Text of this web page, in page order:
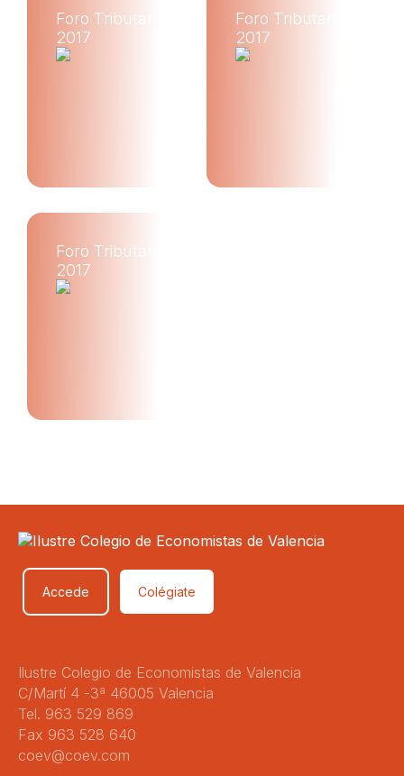
Foro Tributario
2017
Foro Tributario
2017
Foro Tributario
2017
Accede Colégiate
Ilustre Colegio de Economistas de Valencia
C/Martí 4 -3ª 46005 Valencia
Tel. 963 529 869
Fax 963 528 640
coev@coev.com